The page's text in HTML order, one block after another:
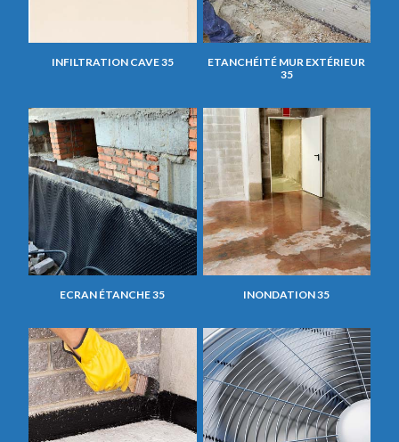
INFILTRATION CAVE 35
ETANCHÉITÉ MUR EXTÉRIEUR
35
ECRAN ÉTANCHE 35 INONDATION 35